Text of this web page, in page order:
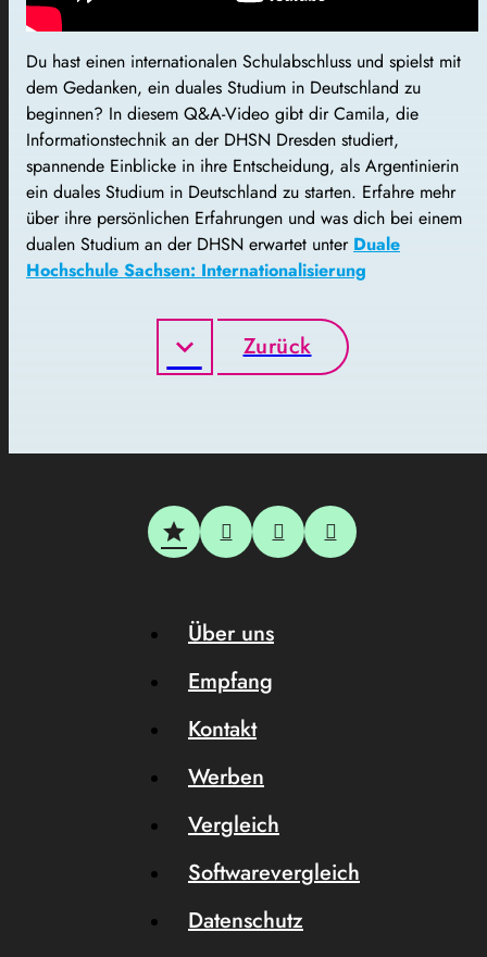
Du hast einen internationalen Schulabschluss und spielst mit
dem Gedanken, ein duales Studium in Deutschland zu
beginnen? In diesem Q&A-Video gibt dir Camila, die
Informationstechnik an der DHSN Dresden studiert,
spannende Einblicke in ihre Entscheidung, als Argentinierin
ein duales Studium in Deutschland zu starten. Erfahre mehr
über ihre persönlichen Erfahrungen und was dich bei einem
dualen Studium an der DHSN erwartet unter Duale
Hochschule Sachsen: Internationalisierung
Zurück
Über uns
Empfang
Kontakt
Werben
Vergleich
Softwarevergleich
Datenschutz